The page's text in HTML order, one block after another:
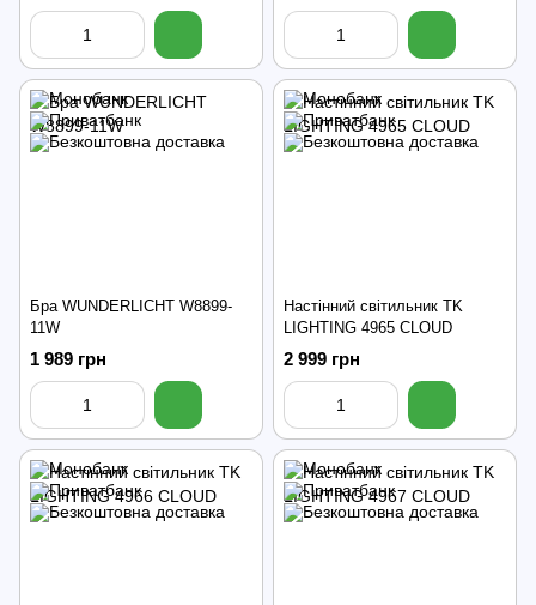
Бра WUNDERLICHT W8899-
11W
1 989 грн
Настінний світильник TK
LIGHTING 4965 CLOUD
2 999 грн